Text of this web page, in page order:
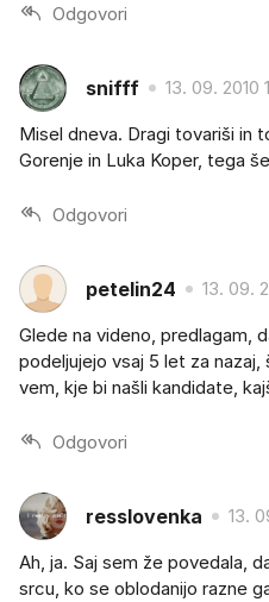
Odgovori
snifff 13. 09. 2010
Misel dneva. Dragi tovariši in
Gorenje in Luka Koper, tega
Odgovori
petelin24 13. 09.
Glede na videno, predlagam,
podeljujejo vsaj 5 let za nazaj,
vem, kje bi našli kandidate,
Odgovori
resslovenka 13.
Ah, ja. Saj sem že povedala,
srcu, ko se oblodanijo razne